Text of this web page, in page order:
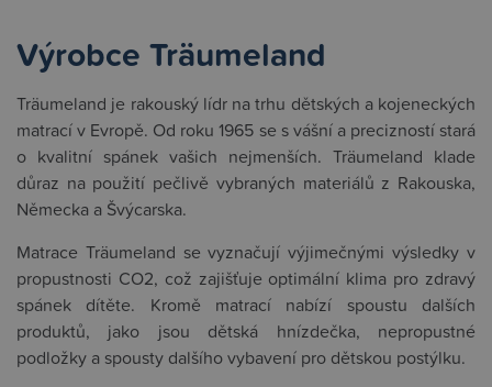
Výrobce Träumeland
Träumeland je rakouský lídr na trhu dětských a kojeneckých
matrací v Evropě. Od roku 1965 se s vášní a precizností stará
o kvalitní spánek vašich nejmenších. Träumeland klade
důraz na použití pečlivě vybraných materiálů z Rakouska,
Německa a Švýcarska.
Matrace Träumeland se vyznačují výjimečnými výsledky v
propustnosti CO2, což zajišťuje optimální klima pro zdravý
spánek dítěte. Kromě matrací nabízí spoustu dalších
produktů, jako jsou dětská hnízdečka, nepropustné
podložky a spousty dalšího vybavení pro dětskou postýlku.